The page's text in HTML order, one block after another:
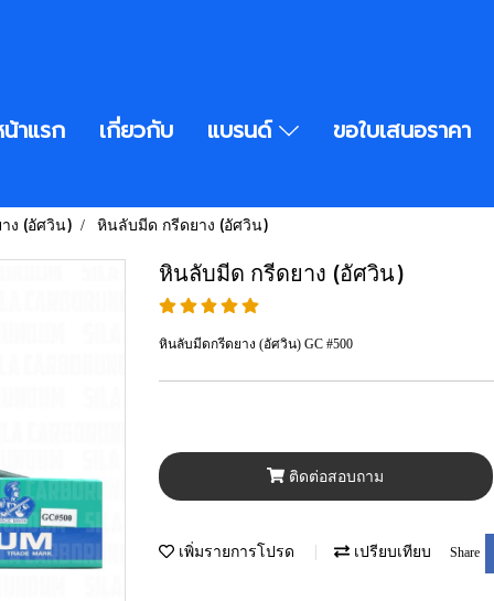
าแรก เกี่ยวกับ แบรนด์ ขอใบเสนอราคา
ง (อัศวิน) หินลับมีด กรีดยาง (อัศวิน)
หินลับมีด กรีดยาง (อัศวิน)
หินลับมีดกรีดยาง (อัศวิน) GC #500
ติดต่อสอบถาม
เพิ่มรายการโปรด เปรียบเทียบ Share